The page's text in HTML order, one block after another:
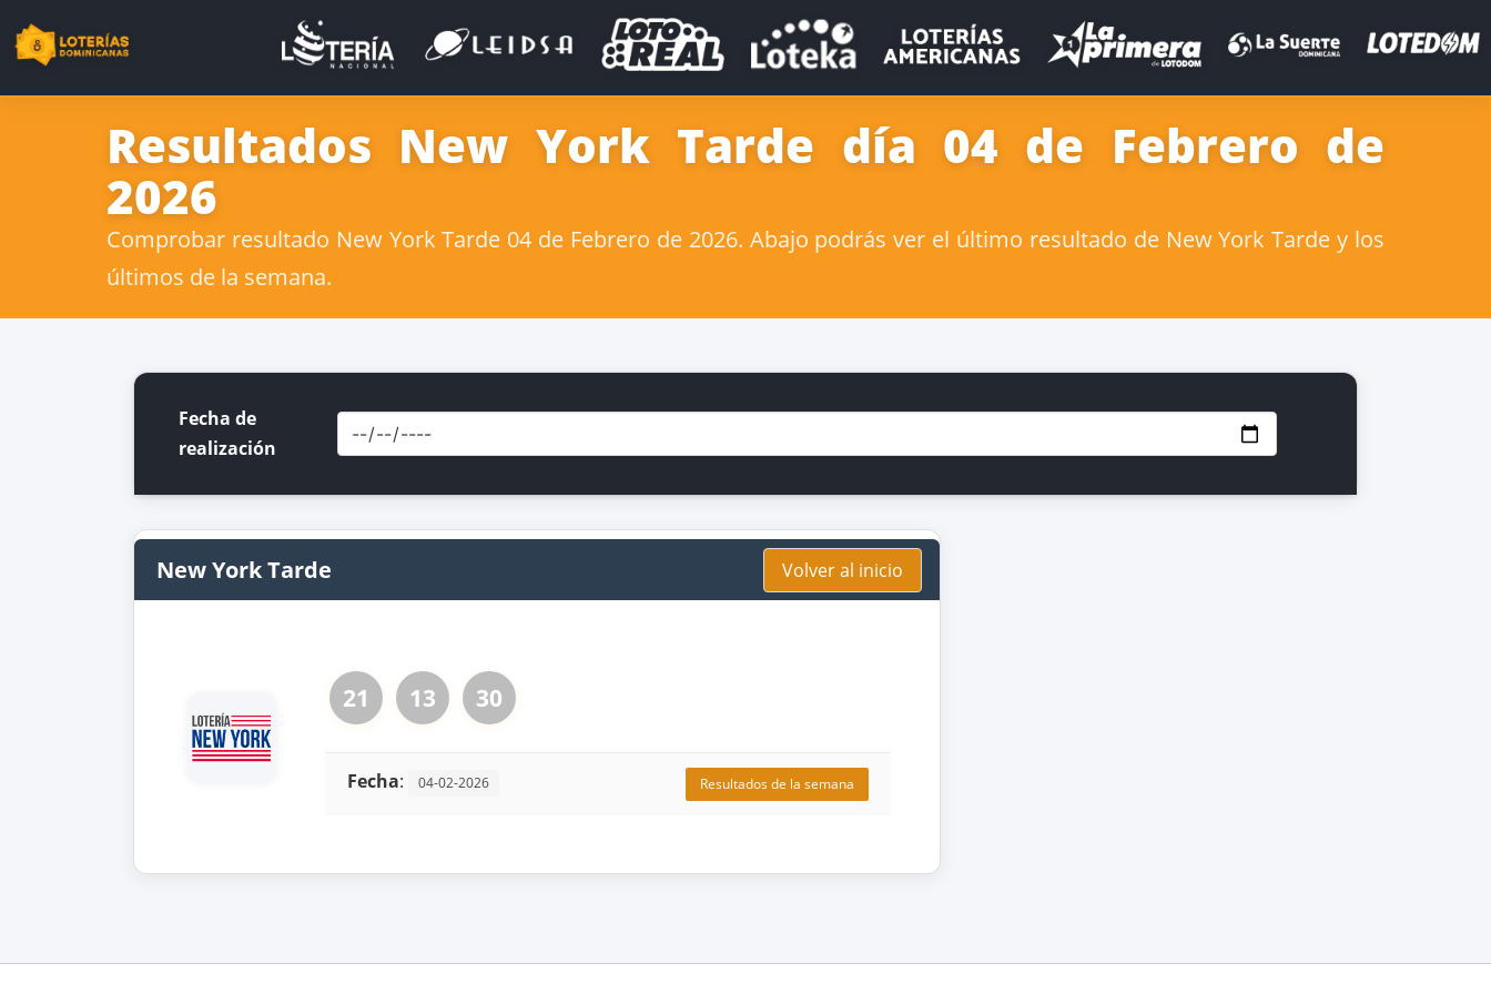
Resultados New York Tarde día 04 de Febrero de
2026
Comprobar resultado New York Tarde 04 de Febrero de 2026. Abajo podrás ver el último resultado de New York Tarde y los
últimos de la semana.
Fecha de
realización
New York Tarde Volver al inicio
21 13 30
Fecha: 04-02-2026 Resultados de la semana